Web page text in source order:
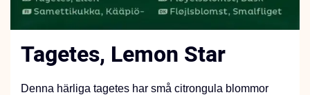
Tagetes, Lemon Star
Denna härliga tagetes har små citrongula blommor